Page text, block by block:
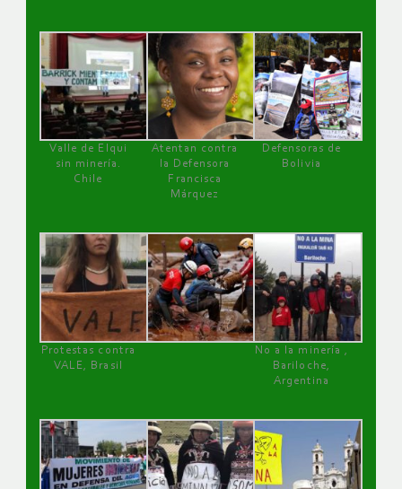
Valle de Elqui
sin minería.
Chile
Atentan contra
la Defensora
Francisca
Márquez
Defensoras de
Bolivia
Protestas contra
VALE, Brasil
No a la minería ,
Bariloche,
Argentina